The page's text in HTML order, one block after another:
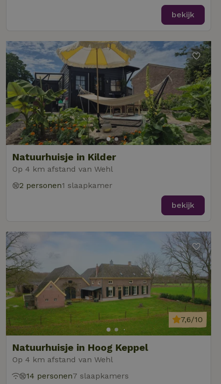
bekijk
Natuurhuisje in Kilder
Op 4 km afstand van Wehl
2 personen1 slaapkamer
bekijk
Natuurhuisje in Hoog Keppel
Op 4 km afstand van Wehl
7,6/10
14 personen7 slaapkamers